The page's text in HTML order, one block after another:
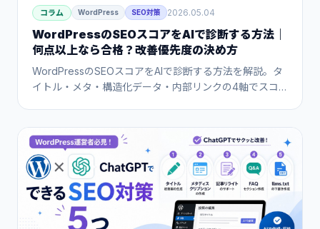
コラム WordPress SEO対策 2026.05.04
WordPressのSEOスコアをAIで診断する方法｜
何点以上なら合格？改善優先度の決め方
WordPressのSEOスコアをAIで診断する方法を解説。タ
イトル・メタ・構造化データ・内部リンクの4軸でスコ